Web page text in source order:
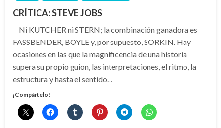
CRÍTICA: STEVE JOBS
Ni KUTCHER ni STERN; la combinación ganadora es
FASSBENDER, BOYLE y, por supuesto, SORKIN. Hay
ocasiones en las que la magnificencia de una historia
supera su propio guion, las interpretaciones, el ritmo, la
estructura y hasta el sentido…
¡Compártelo!